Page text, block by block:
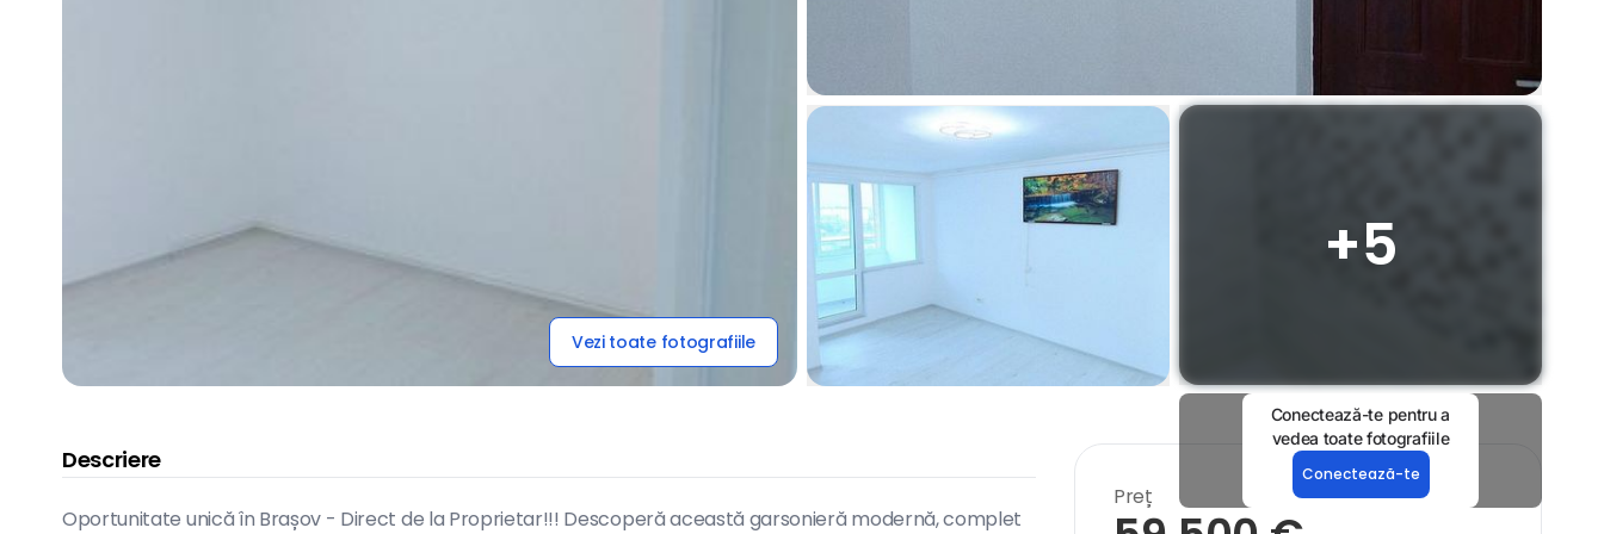
Vezi toate fotografiile
Conectează-te pentru a
vedea toate fotografiile
Conectează-te
+5
Descriere
Oportunitate unică în Brașov - Direct de la Proprietar!!! Descoperă această garsonieră modernă, complet
Preț